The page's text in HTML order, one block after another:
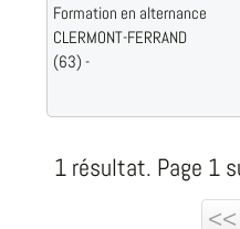
Formation en alternance
CLERMONT-FERRAND
(63) -
1 résultat. Page 1
<<